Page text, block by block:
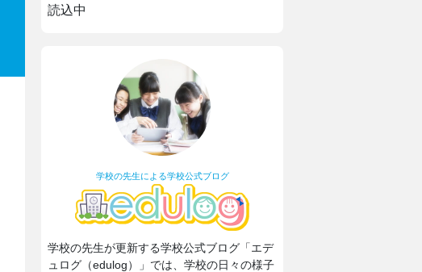
読込中
学校の先生による学校公式ブログ
学校の先生が更新する学校公式ブログ「エデ
ュログ（edulog）」では、学校の日々の様子